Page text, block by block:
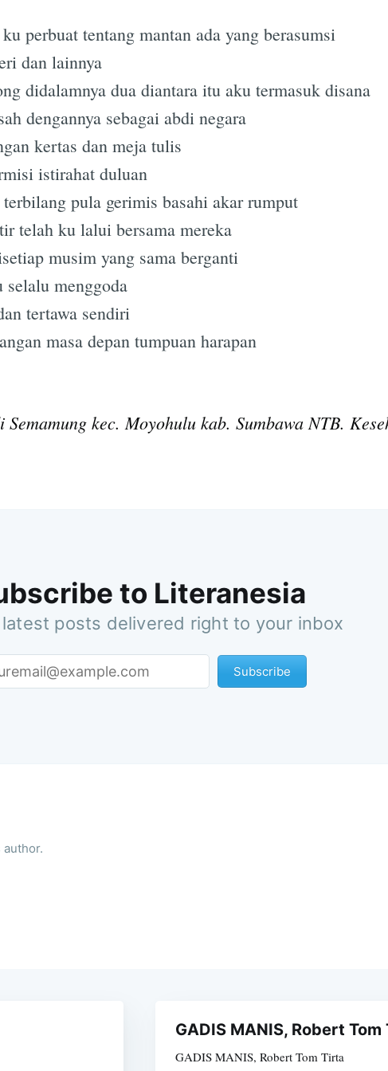
perbuat tentang mantan ada yang berasumsi
dan lainnya
didalamnya dua diantara itu aku termasuk disana
dengannya sebagai abdi negara
kertas dan meja tulis
istirahat duluan
pula gerimis basahi akar rumput
telah ku lalui bersama mereka
musim yang sama berganti
menggoda
tertawa sendiri
masa depan tumpuan harapan
kec. Moyohulu kab. Sumbawa NTB.
to Literanesia
posts delivered right to your inbox
Subscribe
author.
GADIS MANIS, Robert
GADIS MANIS, Robert Tom Tirta